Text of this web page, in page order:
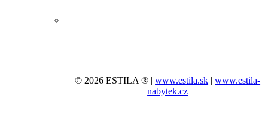
© 2026 ESTILA ® |www.estila.sk |www.estila-
nabytek.cz